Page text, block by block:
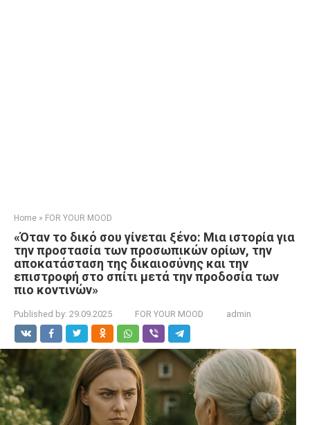
Home » FOR YOUR MOOD
«Όταν το δικό σου γίνεται ξένο: Μια ιστορία για
την προστασία των προσωπικών ορίων, την
αποκατάσταση της δικαιοσύνης και την
επιστροφή στο σπίτι μετά την προδοσία των
πιο κοντινών»
Published by: 29.09.2025 FOR YOUR MOOD admin